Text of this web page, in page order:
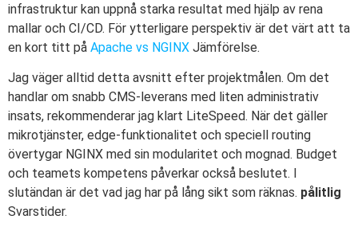
infrastruktur kan uppnå starka resultat med hjälp av rena
mallar och CI/CD. För ytterligare perspektiv är det värt att ta
en kort titt på Apache vs NGINX Jämförelse.
Jag väger alltid detta avsnitt efter projektmålen. Om det
handlar om snabb CMS-leverans med liten administrativ
insats, rekommenderar jag klart LiteSpeed. När det gäller
mikrotjänster, edge-funktionalitet och speciell routing
övertygar NGINX med sin modularitet och mognad. Budget
och teamets kompetens påverkar också beslutet. I
slutändan är det vad jag har på lång sikt som räknas. pålitlig
Svarstider.